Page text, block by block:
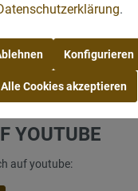
auf youtube:
BOCHUM -
YOUTUBE
auf youtube:
.
Konfigurieren
Alle Cookies akzeptieren